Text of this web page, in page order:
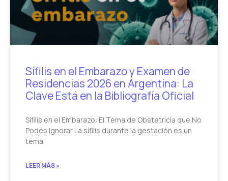
Sífilis en el Embarazo y Examen de
Residencias 2026 en Argentina: La
Clave Está en la Bibliografía Oficial
Sífilis en el Embarazo: El Tema de Obstetricia que No
Podés Ignorar La sífilis durante la gestación es un
tema
LEER MÁS »